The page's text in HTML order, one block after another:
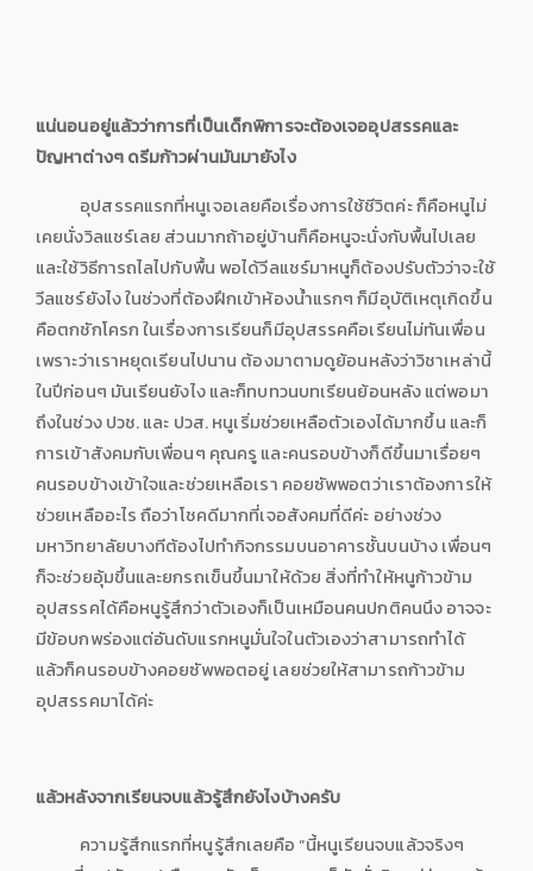
แน่นอนอยู่แล้วว่าการที่เป็นเด็กพิการจะต้องเจออุปสรรคและ
ปัญหาต่างๆ ดรีมก้าวผ่านมันมายังไง
อุปสรรคแรกที่หนูเจอเลยคือเรื่องการใช้ชีวิตค่ะ ก็คือหนูไม่
เคยนั่งวิลแชร์เลย ส่วนมากถ้าอยู่บ้านก็คือหนูจะนั่งกับพื้นไปเลย
และใช้วิธีการถไลไปกับพื้น พอได้วีลแชร์มาหนูก็ต้องปรับตัวว่าจะใช้
วีลแชร์ยังไง ในช่วงที่ต้องฝึกเข้าห้องน้ำแรกๆ ก็มีอุบัติเหตุเกิดขึ้น
คือตกชักโครก ในเรื่องการเรียนก็มีอุปสรรคคือเรียนไม่ทันเพื่อน
เพราะว่าเราหยุดเรียนไปนาน ต้องมาตามดูย้อนหลังว่าวิชาเหล่านี้
ในปีก่อนๆ มันเรียนยังไง และก็ทบทวนบทเรียนย้อนหลัง แต่พอมา
ถึงในช่วง ปวช. และ ปวส. หนูเริ่มช่วยเหลือตัวเองได้มากขึ้น และก็
การเข้าสังคมกับเพื่อนๆ คุณครู และคนรอบข้างก็ดีขึ้นมาเรื่อยๆ
คนรอบข้างเข้าใจและช่วยเหลือเรา คอยซัพพอตว่าเราต้องการให้
ช่วยเหลืออะไร ถือว่าโชคดีมากที่เจอสังคมที่ดีค่ะ อย่างช่วง
มหาวิทยาลัยบางทีต้องไปทำกิจกรรมบนอาคารชั้นบนบ้าง เพื่อนๆ
ก็จะช่วยอุ้มขึ้นและยกรถเข็นขึ้นมาให้ด้วย สิ่งที่ทำให้หนูก้าวข้าม
อุปสรรคได้คือหนูรู้สึกว่าตัวเองก็เป็นเหมือนคนปกติคนนึง อาจจะ
มีข้อบกพร่องแต่อันดับแรกหนูมั่นใจในตัวเองว่าสามารถทำได้
แล้วก็คนรอบข้างคอยซัพพอตอยู่ เลยช่วยให้สามารถก้าวข้าม
อุปสรรคมาได้ค่ะ
แล้วหลังจากเรียนจบแล้วรู้สึกยังไงบ้างครับ
ความรู้สึกแรกที่หนูรู้สึกเลยคือ “นี้หนูเรียนจบแล้วจริงๆ